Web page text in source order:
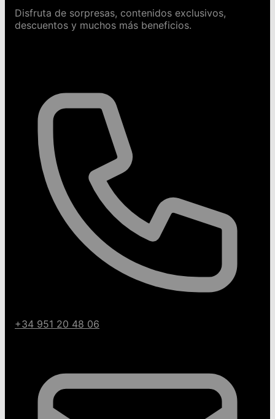
Disfruta de sorpresas, contenidos exclusivos,
descuentos y muchos más beneficios.
+34 951 20 48 06